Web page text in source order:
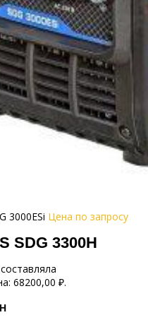
3000ESi Цена по запросу
SDG 3300H
68200,00 ₽.